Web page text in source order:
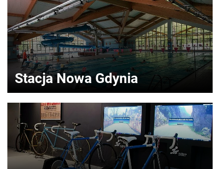
Stacja Nowa Gdynia